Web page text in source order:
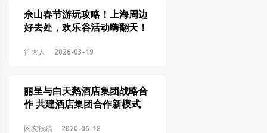
于搜索引擎收录排名）
佘山春节游玩攻略！上海周边
好去处，欢乐谷活动嗨翻天！
扩大人 2026-03-19
丽呈与白天鹅酒店集团战略合
作 共建酒店集团合作新模式
网友投稿 2020-06-18